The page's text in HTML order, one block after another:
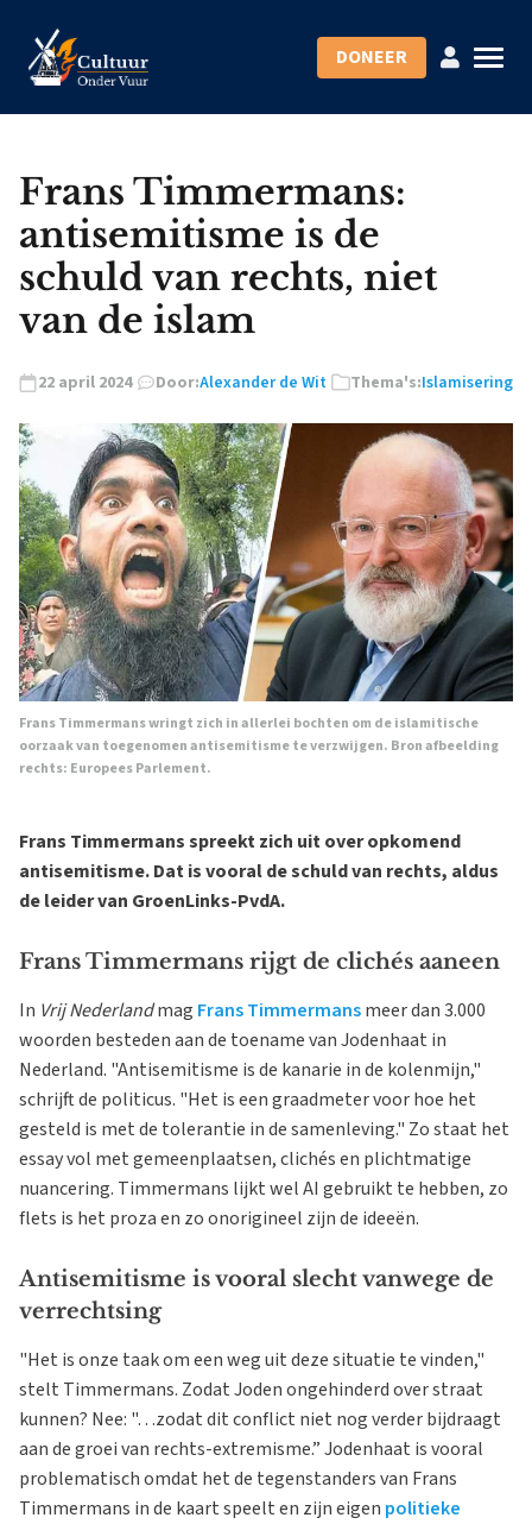
DONEER
Frans Timmermans:
antisemitisme is de
schuld van rechts, niet
van de islam
22 april 2024 Door:Alexander de Wit Thema's:Islamisering
Frans Timmermans wringt zich in allerlei bochten om de islamitische
oorzaak van toegenomen antisemitisme te verzwijgen. Bron afbeelding
rechts: Europees Parlement.
Frans Timmermans spreekt zich uit over opkomend
antisemitisme. Dat is vooral de schuld van rechts, aldus
de leider van GroenLinks-PvdA.
Frans Timmermans rijgt de clichés aaneen
In Vrij Nederlandmag Frans Timmermansmeer dan 3.000
woorden besteden aan de toename van Jodenhaat in
Nederland. "Antisemitisme is de kanarie in de kolenmijn,"
schrijft de politicus. "Het is een graadmeter voor hoe het
gesteld is met de tolerantie in de samenleving." Zo staat het
essay vol met gemeenplaatsen, clichés en plichtmatige
nuancering. Timmermans lijkt wel AI gebruikt te hebben, zo
flets is het proza en zo onorigineel zijn de ideeën.
Antisemitisme is vooral slecht vanwege de
verrechtsing
"Het is onze taak om een weg uit deze situatie te vinden,"
stelt Timmermans. Zodat Joden ongehinderd over straat
kunnen? Nee: "…zodat dit conflict niet nog verder bijdraagt
aan de groei van rechts-extremisme.” Jodenhaat is vooral
problematisch omdat het de tegenstanders van Frans
Timmermans in de kaart speelt en zijn eigen politieke